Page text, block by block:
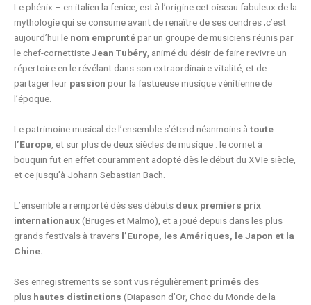
Le phénix – en italien la fenice, est à l’origine cet oiseau fabuleux de la
mythologie qui se consume avant de renaître de ses cendres ;c’est
aujourd’hui le nom empruntépar un groupe de musiciens réunis par
le chef-cornettisteJean Tubéry , animé du désir de faire revivre un
répertoire en le révélant dans son extraordinaire vitalité, et de
partager leur passion pour la fastueuse musique vénitienne de
l’époque.
Le patrimoine musical de l’ensemble s’étend néanmoins à toute
l’Europe , et sur plus de deux siècles de musique : le cornet à
bouquin fut en effet couramment adopté dès le début du XVIe siècle,
et ce jusqu’à Johann Sebastian Bach.
L’ensemble a remporté dès ses débuts deux premiers prix
internationaux(Bruges et Malmö), et a joué depuis dans les plus
grands festivals à travers l’Europe, les Amériques, le Japon et la
Chine.
Ses enregistrements se sont vus régulièrement primés des
plus hautes distinctions (Diapason d’Or, Choc du Monde de la